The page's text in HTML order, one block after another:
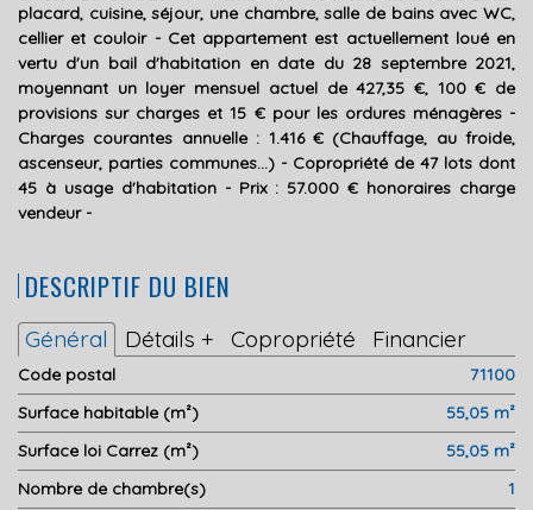
placard, cuisine, séjour, une chambre, salle de bains avec WC,
cellier et couloir - Cet appartement est actuellement loué en
vertu d'un bail d'habitation en date du 28 septembre 2021,
moyennant un loyer mensuel actuel de 427,35 €, 100 € de
provisions sur charges et 15 € pour les ordures ménagères -
Charges courantes annuelle : 1.416 € (Chauffage, au froide,
ascenseur, parties communes...) - Copropriété de 47 lots dont
45 à usage d'habitation - Prix : 57.000 € honoraires charge
vendeur -
DESCRIPTIF DU BIEN
Général Détails + Copropriété Financier
Code postal
71100
Surface habitable (m²)
55,05 m²
Surface loi Carrez (m²)
55,05 m²
Nombre de chambre(s)
1